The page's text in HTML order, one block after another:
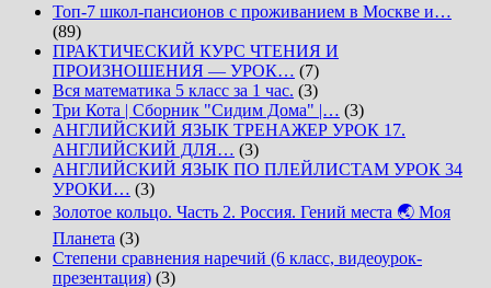
Топ-7 школ-пансионов с проживанием в Москве и…
(89)
ПРАКТИЧЕСКИЙ КУРС ЧТЕНИЯ И
ПРОИЗНОШЕНИЯ — УРОК… (7)
Вся математика 5 класс за 1 час. (3)
Три Кота | Сборник "Сидим Дома" |… (3)
АНГЛИЙСКИЙ ЯЗЫК ТРЕНАЖЕР УРОК 17.
АНГЛИЙСКИЙ ДЛЯ… (3)
АНГЛИЙСКИЙ ЯЗЫК ПО ПЛЕЙЛИСТАМ УРОК 34
УРОКИ… (3)
Золотое кольцо. Часть 2. Россия. Гений места 🌏 Моя
Планета (3)
Степени сравнения наречий (6 класс, видеоурок-
презентация) (3)